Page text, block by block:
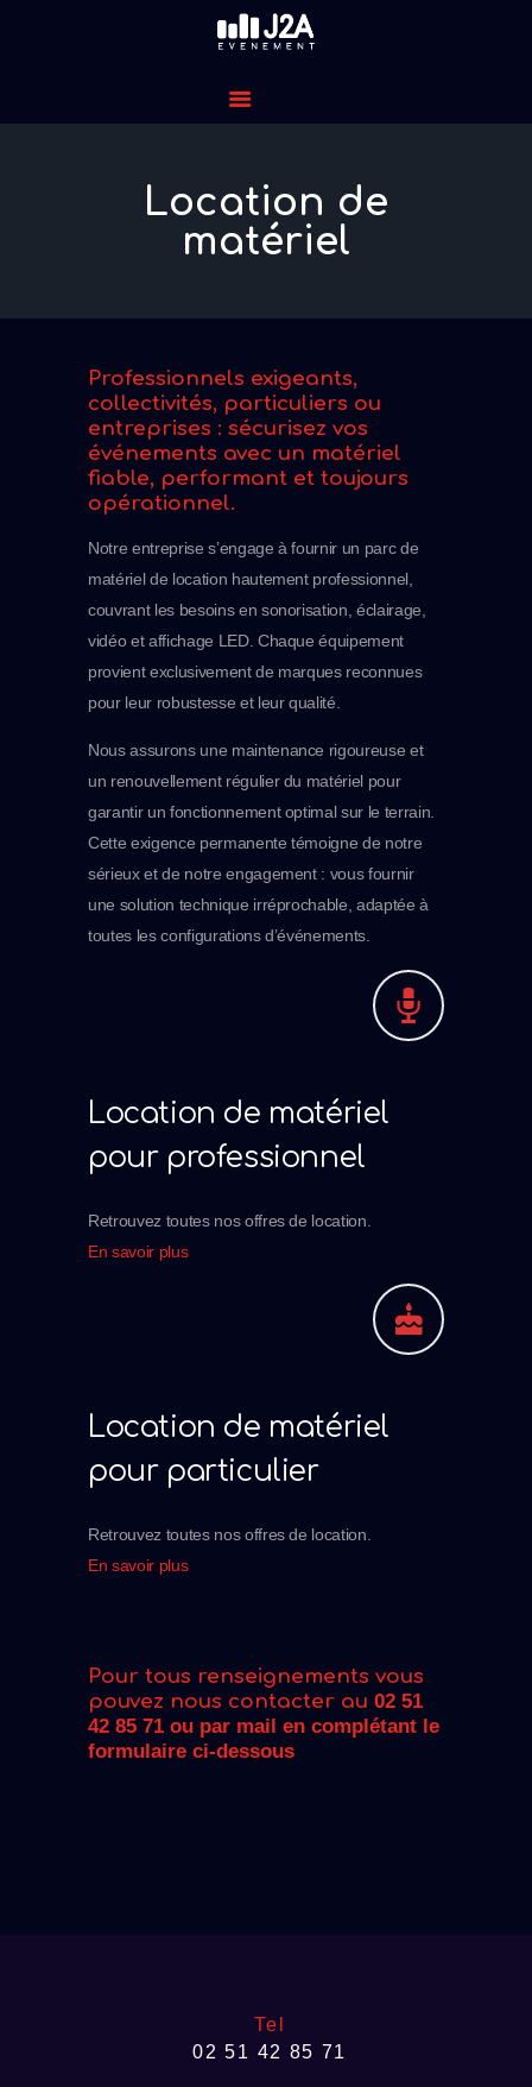
Location de
matériel
J2A EVENEMENT
CRÉATEUR DE VOS ÉVÉNEMENTS
PRESTATIONS
ANIMATIONS
CONTACT
Professionnels exigeants,
collectivités, particuliers ou
entreprises : sécurisez vos
événements avec un matériel
fiable, performant et toujours
opérationnel.
Notre entreprise s’engage à fournir un parc de
matériel de location hautement professionnel,
couvrant les besoins en sonorisation, éclairage,
vidéo et affichage LED. Chaque équipement
provient exclusivement de marques reconnues
pour leur robustesse et leur qualité.
Nous assurons une maintenance rigoureuse et
un renouvellement régulier du matériel pour
garantir un fonctionnement optimal sur le terrain.
Cette exigence permanente témoigne de notre
sérieux et de notre engagement : vous fournir
une solution technique irréprochable, adaptée à
toutes les configurations d’événements.
Location de matériel
pour professionnel
Retrouvez toutes nos offres de location.
En savoir plus
Location de matériel
pour particulier
Retrouvez toutes nos offres de location.
En savoir plus
Pour tous renseignements vous
pouvez nous contacter au 02 51
42 85 71 ou par mail en complétant le
formulaire ci-dessous
Tel
02 51 42 85 71